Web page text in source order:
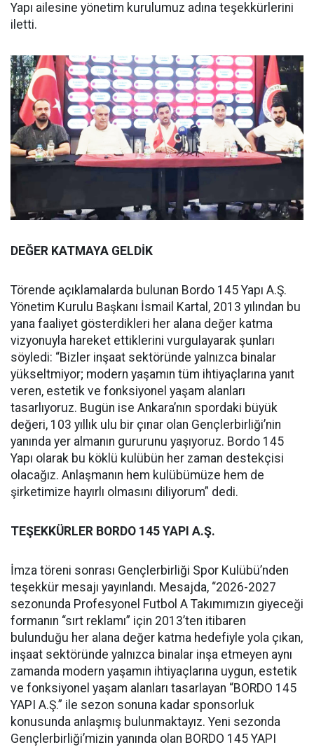
Yapı ailesine yönetim kurulumuz adına teşekkürlerini
iletti.
DEĞER KATMAYA GELDİK
Törende açıklamalarda bulunan Bordo 145 Yapı A.Ş.
Yönetim Kurulu Başkanı İsmail Kartal, 2013 yılından bu
yana faaliyet gösterdikleri her alana değer katma
vizyonuyla hareket ettiklerini vurgulayarak şunları
söyledi: “Bizler inşaat sektöründe yalnızca binalar
yükseltmiyor; modern yaşamın tüm ihtiyaçlarına yanıt
veren, estetik ve fonksiyonel yaşam alanları
tasarlıyoruz. Bugün ise Ankara’nın spordaki büyük
değeri, 103 yıllık ulu bir çınar olan Gençlerbirliği’nin
yanında yer almanın gururunu yaşıyoruz. Bordo 145
Yapı olarak bu köklü kulübün her zaman destekçisi
olacağız. Anlaşmanın hem kulübümüze hem de
şirketimize hayırlı olmasını diliyorum” dedi.
TEŞEKKÜRLER BORDO 145 YAPI A.Ş.
İmza töreni sonrası Gençlerbirliği Spor Kulübü’nden
teşekkür mesajı yayınlandı. Mesajda, “2026-2027
sezonunda Profesyonel Futbol A Takımımızın giyeceği
formanın “sırt reklamı” için 2013’ten itibaren
bulunduğu her alana değer katma hedefiyle yola çıkan,
inşaat sektöründe yalnızca binalar inşa etmeyen aynı
zamanda modern yaşamın ihtiyaçlarına uygun, estetik
ve fonksiyonel yaşam alanları tasarlayan “BORDO 145
YAPI A.Ş.” ile sezon sonuna kadar sponsorluk
konusunda anlaşmış bulunmaktayız. Yeni sezonda
Gençlerbirliği’mizin yanında olan BORDO 145 YAPI